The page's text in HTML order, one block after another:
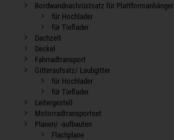
Bordwandnachrüstsatz für Plattformanhänger
für Hochlader
für Tieflader
Dachzelt
Deckel
Fahrradtransport
Gitteraufsatz/ Laubgitter
für Hochlader
für Tieflader
Leitergestell
Motorradtransportset
Planen/ -aufbauten
Flachplane